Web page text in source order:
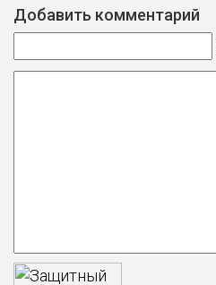
Добавить комментарий